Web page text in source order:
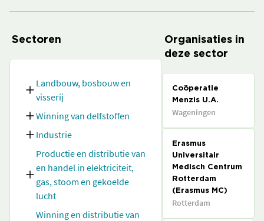
Sectoren
Landbouw, bosbouw en
visserij
Winning van delfstoffen
Industrie
Productie en distributie van
en handel in elektriciteit,
gas, stoom en gekoelde
lucht
Winning en distributie van
Organisaties in
deze sector
Coöperatie
Menzis U.A.
Wageningen
Erasmus
Universitair
Medisch Centrum
Rotterdam
(Erasmus MC)
Rotterdam